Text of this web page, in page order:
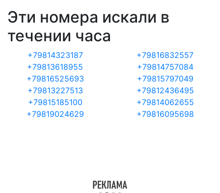
Эти номера искали в
течении часа
+79814323187
+79816832557
+79813618955
+79814757084
+79816525693
+79815797049
+79813227513
+79812436495
+79815185100
+79814062655
+79819024629
+79816095698